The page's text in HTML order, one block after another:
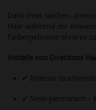
Dank ihrer sanften,
Haar während der
Farbergebnisse ohne es
Vorteile von Directions
✔ Intensiv
✔ Semi-permanent –